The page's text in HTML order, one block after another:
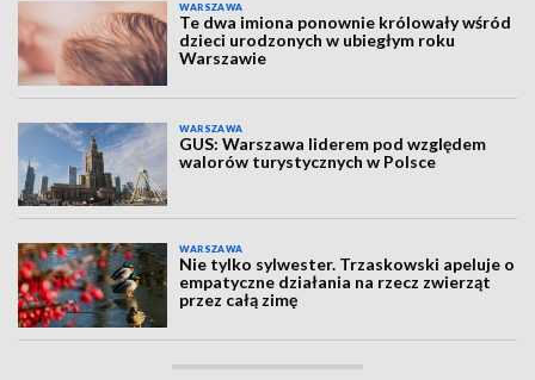
WARSZAWA
Te dwa imiona ponownie królowały wśród
dzieci urodzonych w ubiegłym roku
Warszawie
WARSZAWA
GUS: Warszawa liderem pod względem
walorów turystycznych w Polsce
WARSZAWA
Nie tylko sylwester. Trzaskowski apeluje o
empatyczne działania na rzecz zwierząt
przez całą zimę